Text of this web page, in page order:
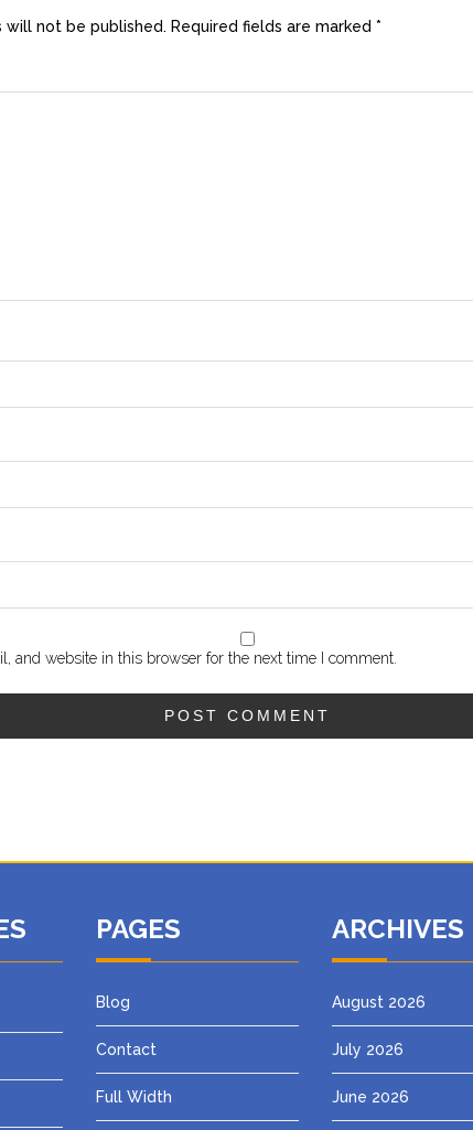
will not be published. Required fields are marked *
and website in this browser for the next time I comment.
PAGES
Blog
Contact
Full Width
ARCHIVES
August 2026
July 2026
June 2026